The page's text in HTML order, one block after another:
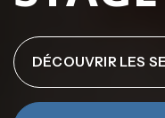
DÉCOUVRIR LES